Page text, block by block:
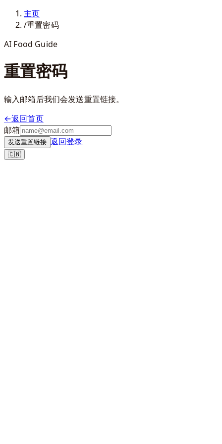
主页
/重置密码
AI Food Guide
重置密码
输入邮箱后我们会发送重置链接。
←返回首页
邮箱
发送重置链接 返回登录
🇨🇳